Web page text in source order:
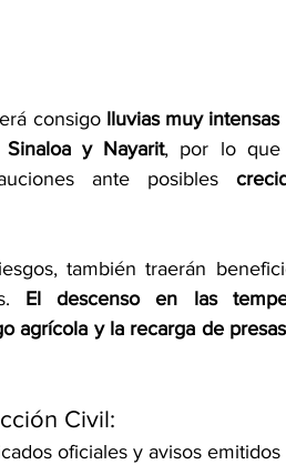
consigo lluvias muy intensas
Sinaloa y Nayarit, por lo que
ante posibles
también traerán
El descenso en las
agrícola y la recarga de presas
Civil:
oficiales y avisos